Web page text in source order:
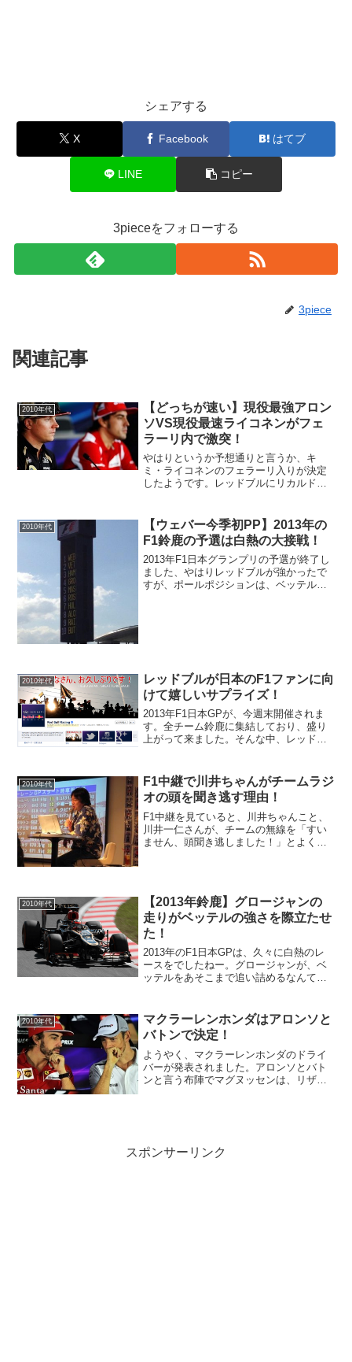
シェアする
X Facebook はてブ
LINE コピー
3pieceをフォローする
3piece
関連記事
2010年代
【どっちが速い】現役最強アロン
ソVS現役最速ライコネンがフェ
ラーリ内で激突！
やはりというか予想通りと言うか、キ
ミ・ライコネンのフェラーリ入りが決定
したようです。レッドブルにリカルドの
うなと思いましたが、やはりフェラーリ
に決まりました。ライコネン...
2010年代
【ウェバー今季初PP】2013年の
F1鈴鹿の予選は白熱の大接戦！
2013年F1日本グランプリの予選が終了し
ました、やはりレッドブルが強かったで
すが、ポールポジションは、ベッテルで
2010年代
レッドブルが日本のF1ファンに向
けて嬉しいサプライズ！
2013年F1日本GPが、今週末開催されま
す。全チーム鈴鹿に集結しており、盛り
上がって来ました。そんな中、レッドブ
ます。レッドブルのF1チームの公式
Faceb...
2010年代
F1中継で川井ちゃんがチームラジ
オの頭を聞き逃す理由！
F1中継を見ていると、川井ちゃんこと、
川井一仁さんが、チームの無線を「すい
ません、頭聞き逃しました！」とよく言
2010年代
【2013年鈴鹿】グロージャンの
走りがベッテルの強さを際立たせ
た！
2013年のF1日本GPは、久々に白熱のレ
ースをでしたねー。グロージャンが、ベ
ッテルをあそこまで追い詰めるなんて、
トで一気にトップに飛び出し、その後、
快走を続け、レッ...
2010年代
マクラーレンホンダはアロンソと
バトンで決定！
ようやく、マクラーレンホンダのドライ
バーが発表されました。アロンソとバト
ンと言う布陣でマグヌッセンは、リザー
スポンサーリンク